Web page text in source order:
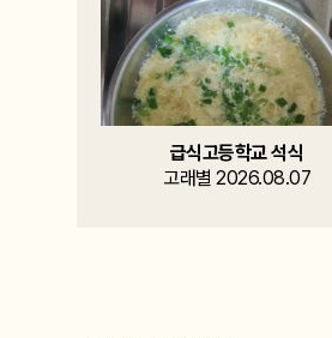
급식고등학교 석식
고래별 2026.08.07